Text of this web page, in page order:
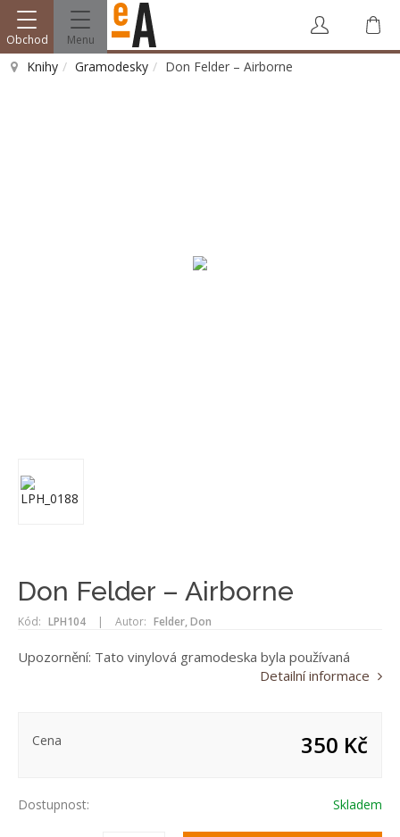
Obchod Menu
Knihy Gramodesky Don Felder – Airborne
Don Felder – Airborne
Kód: LPH104 | Autor: Felder, Don
Upozornění: Tato vinylová gramodeska byla používaná
Detailní informace
Cena 350 Kč
Dostupnost: Skladem